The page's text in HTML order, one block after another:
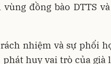
đồng bào DTTS
nhiệm và sự phối
phát huy vai trò của già